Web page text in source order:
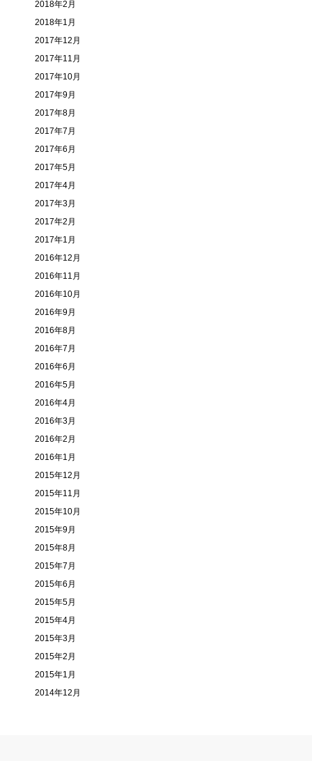
2018年2月
2018年1月
2017年12月
2017年11月
2017年10月
2017年9月
2017年8月
2017年7月
2017年6月
2017年5月
2017年4月
2017年3月
2017年2月
2017年1月
2016年12月
2016年11月
2016年10月
2016年9月
2016年8月
2016年7月
2016年6月
2016年5月
2016年4月
2016年3月
2016年2月
2016年1月
2015年12月
2015年11月
2015年10月
2015年9月
2015年8月
2015年7月
2015年6月
2015年5月
2015年4月
2015年3月
2015年2月
2015年1月
2014年12月